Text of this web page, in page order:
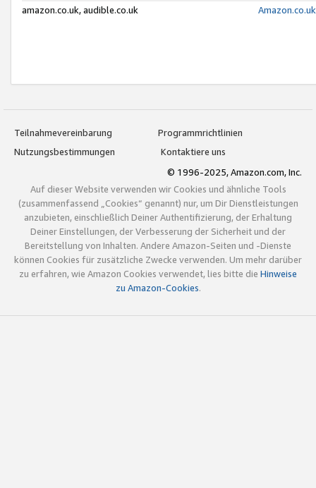
amazon.co.uk, audible.co.uk
Teilnahmevereinbarung
Programmrichtlinien
Nutzungsbestimmungen
Kontaktiere uns
© 1996-2025, Amazon.com, Inc.
Auf dieser Website verwenden wir Cookies und ähnliche Tools
(zusammenfassend „Cookies“ genannt) nur, um Dir Dienstleistungen
anzubieten, einschließlich Deiner Authentifizierung, der Erhaltung
Deiner Einstellungen, der Verbesserung der Sicherheit und der
Bereitstellung von Inhalten. Andere Amazon-Seiten und -Dienste
können Cookies für zusätzliche Zwecke verwenden. Um mehr darüber
zu erfahren, wie Amazon Cookies verwendet, lies bitte die Hinweise
zu Amazon-Cookies.